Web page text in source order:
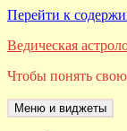
Перейти к
Ведическая
Чтобы понять свою
Меню и виджеты